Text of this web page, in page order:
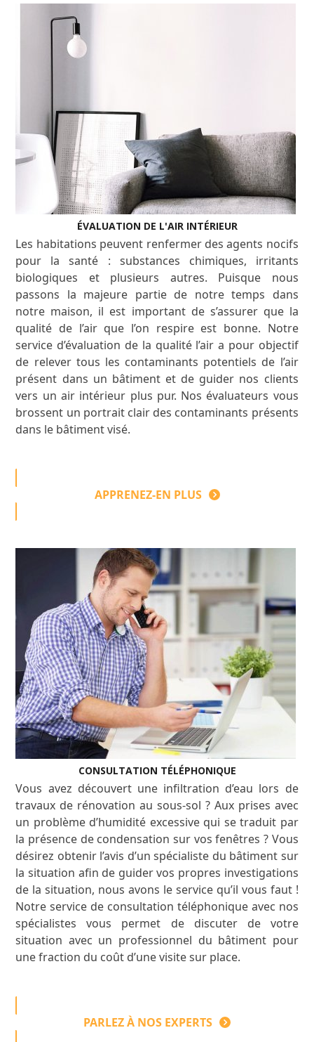
ÉVALUATION DE L'AIR INTÉRIEUR
Les habitations peuvent renfermer des agents nocifs
pour la santé : substances chimiques, irritants
biologiques et plusieurs autres. Puisque nous
passons la majeure partie de notre temps dans
notre maison, il est important de s’assurer que la
qualité de l’air que l’on respire est bonne. Notre
service d’évaluation de la qualité l’air a pour objectif
de relever tous les contaminants potentiels de l’air
présent dans un bâtiment et de guider nos clients
vers un air intérieur plus pur. Nos évaluateurs vous
brossent un portrait clair des contaminants présents
dans le bâtiment visé.
APPRENEZ-EN PLUS
CONSULTATION TÉLÉPHONIQUE
Vous avez découvert une infiltration d’eau lors de
travaux de rénovation au sous-sol ? Aux prises avec
un problème d’humidité excessive qui se traduit par
la présence de condensation sur vos fenêtres ? Vous
désirez obtenir l’avis d’un spécialiste du bâtiment sur
la situation afin de guider vos propres investigations
de la situation, nous avons le service qu’il vous faut !
Notre service de consultation téléphonique avec nos
spécialistes vous permet de discuter de votre
situation avec un professionnel du bâtiment pour
une fraction du coût d’une visite sur place.
PARLEZ À NOS EXPERTS